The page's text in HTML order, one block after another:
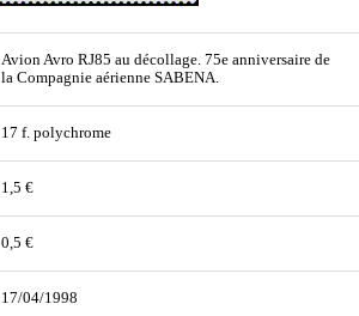
Avion Avro RJ85 au décollage. 75e anniversaire de
la Compagnie aérienne SABENA.
17 f. polychrome
1,5 €
0,5 €
17/04/1998